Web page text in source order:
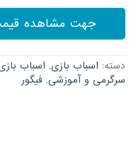
جهت مشاهده
دسته: اسباب بازی, اسباب
سرگرمی و آموزشی, فیگور